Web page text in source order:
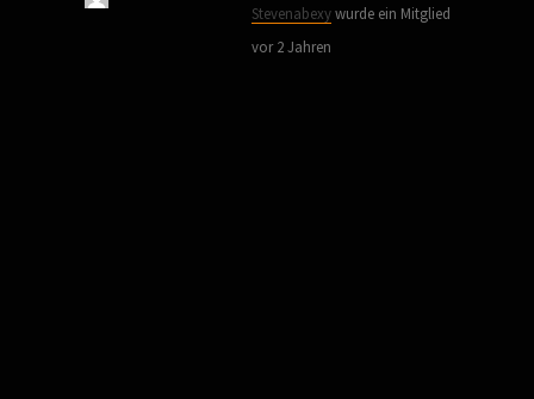
Stevenabexywurde ein Mitglied
vor 2 Jahren